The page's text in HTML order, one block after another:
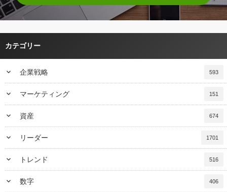
カテゴリー
keyboard_arrow_down 企業戦略 593
keyboard_arrow_down マーケティング 151
keyboard_arrow_down 資産 674
keyboard_arrow_down リーダー 1701
keyboard_arrow_down トレンド 516
keyboard_arrow_down 数字 406